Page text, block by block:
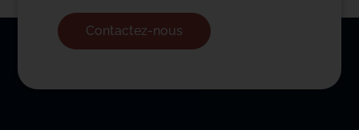
Contactez-nous